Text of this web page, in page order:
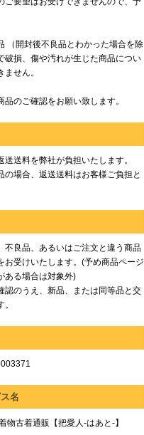
（開封後不良品とわかった場合を除
破損、傷や汚れが生じた商品につい
せん。
のご確認をお願い致します。
送送料を弊社が負担いたします。
の場合、返送送料はお客様ご負担と
不良品、あるいはご注文と違う商品
お受けいたします。(予め商品ページ
ある場合は対象外)
認のうえ、新品、または同等品と交
名
物古着通販【把愛人-はあと-】